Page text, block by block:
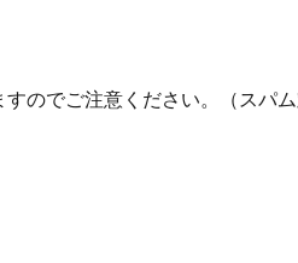
のでご注意ください。（スパム